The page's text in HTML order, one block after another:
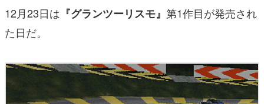
12月23日は 『グランツーリスモ』 第1作目が発売され
た日だ。